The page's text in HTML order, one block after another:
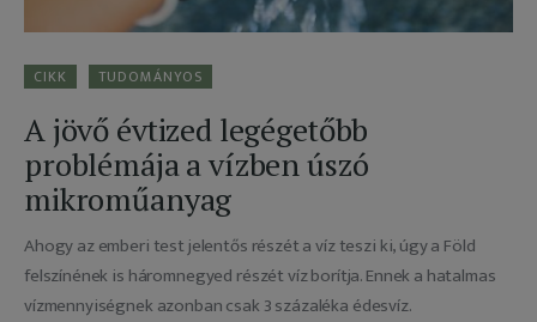
CIKK TUDOMÁNYOS
A jövő évtized legégetőbb
problémája a vízben úszó
mikroműanyag
Ahogy az emberi test jelentős részét a víz teszi ki, úgy a Föld
felszínének is háromnegyed részét víz borítja. Ennek a hatalmas
vízmennyiségnek azonban csak 3 százaléka édesvíz.